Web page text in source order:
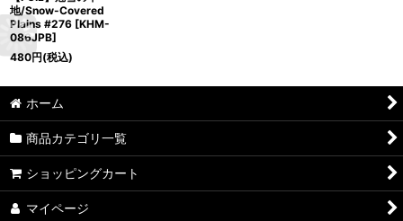
地/Snow-Covered
Plains #276 [KHM-
086JPB]
480円(税込)
ホーム
商品カテゴリ一覧
ショッピングカート
マイページ